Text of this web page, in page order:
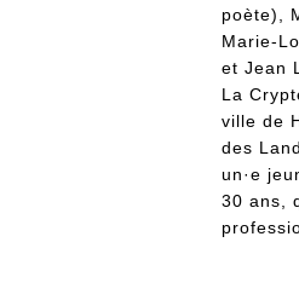
poète),
Marie-
et Jean
La
ville de
des
un·e
30 ans,